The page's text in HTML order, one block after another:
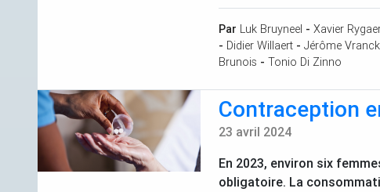
Par Luk Bruyneel - Xavier
- Didier Willaert - Jérôme
Brunois - Tonio Di Zinno
Contraception
23 avril 2024
En 2023, environ six
obligatoire. La